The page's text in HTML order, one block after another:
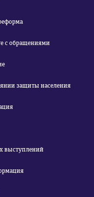
с обращениями
защиты населения
выступлений